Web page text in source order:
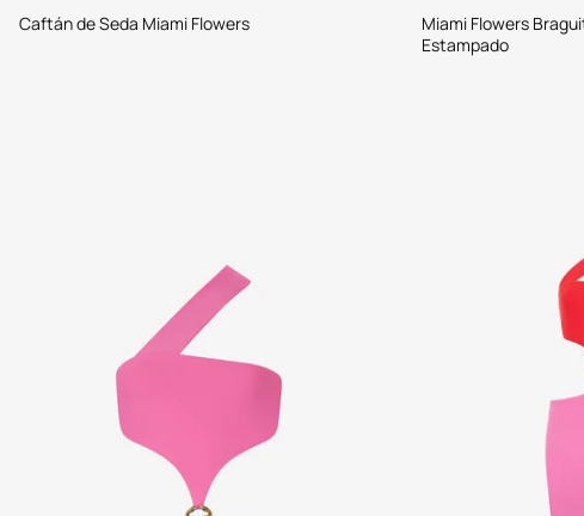
Caftán de Seda Miami Flowers
Miami Flowers
Estampado